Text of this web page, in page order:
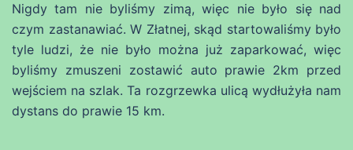
Nigdy tam nie byliśmy zimą, więc nie było się nad
czym zastanawiać. W Złatnej, skąd startowaliśmy było
tyle ludzi, że nie było można już zaparkować, więc
byliśmy zmuszeni zostawić auto prawie 2km przed
wejściem na szlak. Ta rozgrzewka ulicą wydłużyła nam
dystans do prawie 15 km.